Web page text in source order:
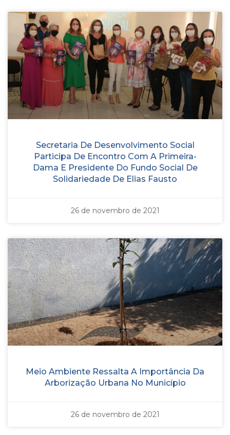
Secretaria De Desenvolvimento Social
Participa De Encontro Com A Primeira-
Dama E Presidente Do Fundo Social De
Solidariedade De Elias Fausto
26 de novembro de 2021
Meio Ambiente Ressalta A Importância Da
Arborização Urbana No Município
26 de novembro de 2021